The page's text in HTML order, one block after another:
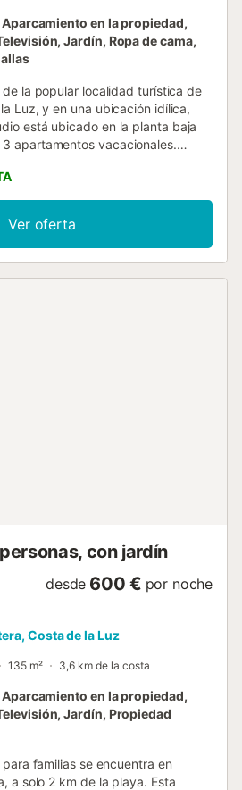
en la propiedad,
Jardín, Ropa de cama,
de la popular localidad turística de
Luz, y en una ubicación idílica,
está ubicado en la planta baja
apartamentos vacacionales.
así como de un cuarto de
para 2 personas. Otras
Fi, televisión, aire acondicionado
hay un jardín bien cuidado y
con cascada, así como duchas
Ver oferta
con jardín
desde 600 € por noche
Costa de la Luz
135 m² 3,6 km de la costa
en la propiedad,
Jardín, Propiedad
familias se encuentra en
a solo 2 km de la playa. Esta